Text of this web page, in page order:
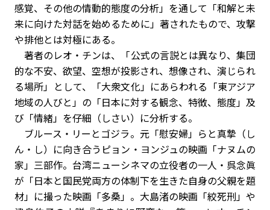
感覚、その他の情動的態度の分析」を通して「和解と未
来に向けた対話を始めるために」著されたもので、攻撃
や排他とは対極にある。
著者のレオ・チンは、「公式の言説とは異なり、集団
的な不安、欲望、空想が投影され、想像され、演じられ
る場所」として、「大衆文化」にあらわれる「東アジア
地域の人びと」の「日本に対する観念、特徴、態度」及
び「情緒」を仔細（しさい）に分析する。
ブルース・リーとゴジラ。元「慰安婦」らと真摯（し
ん・し）に向き合うピョン・ヨンジュの映画「ナヌムの
家」三部作。台湾ニューシネマの立役者の一人・呉念眞
が「日本と国民党両方の体制下を生きた自身の父親を題
材」に撮った映画「多桑」。大島渚の映画「絞死刑」や